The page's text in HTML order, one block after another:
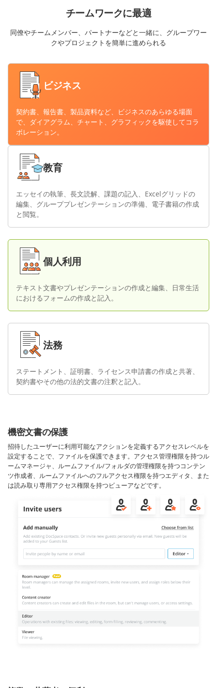
チームワークに最適
同僚やチームメンバー、パートナーなどと一緒に、グループワー
クやプロジェクトを簡単に進められる
教育
エッセイの執筆、長文読解、課題の記入、Excelグリッドの
編集、グループプレゼンテーションの準備、電子書籍の作成
と閲覧。
ビジネス
契約書、報告書、製品資料など、ビジネスのあらゆる場面
で、ダイアグラム、チャート、グラフィックを駆使してコラ
ボレーション。
個人利用
テキスト文書やプレゼンテーションの作成と編集、日常生活
におけるフォームの作成と記入。
法務
ステートメント、証明書、ライセンス申請書の作成と共著、
契約書やその他の法的文書の注釈と記入。
機密文書の保護
招待したユーザーに利用可能なアクションを定義するアクセスレベルを
設定することで、ファイルを保護できます。アクセス管理権限を持つル
ームマネージャ、ルームファイル/フォルダの管理権限を持つコンテン
ツ作成者、ルームファイルへのフルアクセス権限を持つエディタ、また
は読み取り専用アクセス権限を持つビューアなどです。